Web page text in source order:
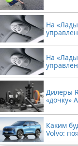
На
На
Дилеры
«дочку»
Каким
Volvo: